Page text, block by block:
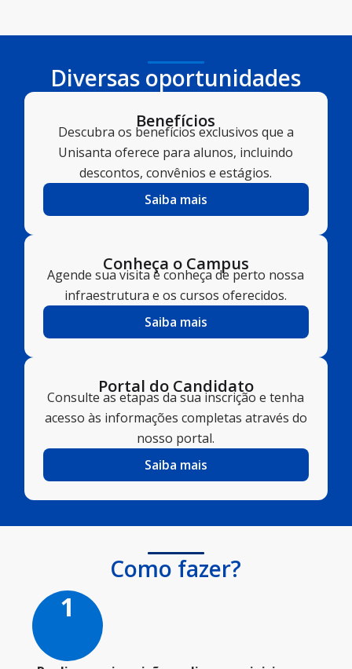
Diversas oportunidades
Benefícios
Descubra os benefícios exclusivos que a
Unisanta oferece para alunos, incluindo
descontos, convênios e estágios.
Saiba mais
Conheça o Campus
Agende sua visita e conheça de perto nossa
infraestrutura e os cursos oferecidos.
Saiba mais
Portal do Candidato
Consulte as etapas da sua inscrição e tenha
acesso às informações completas através do
nosso portal.​
Saiba mais
Como fazer?
1